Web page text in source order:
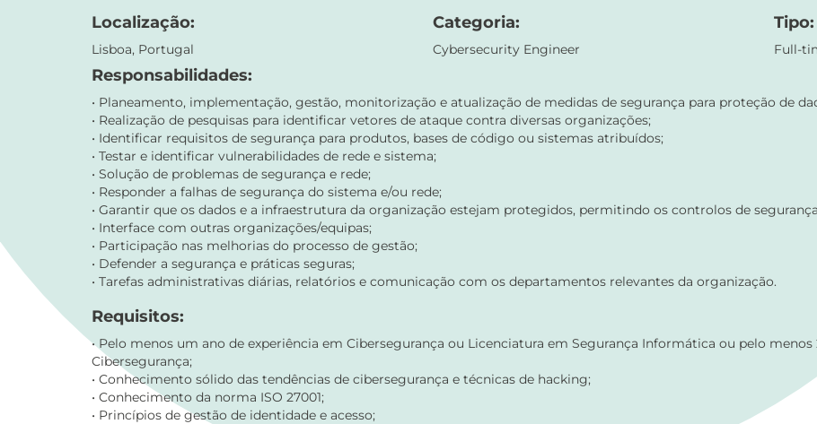
Localização:
Lisboa, Portugal
Categoria:
Cybersecurity Engineer
Tipo:
Full-
Responsabilidades:
• Planeamento, implementação, gestão, monitorização e atualização de medidas de segurança para proteção de
• Realização de pesquisas para identificar vetores de ataque contra diversas organizações;
• Identificar requisitos de segurança para produtos, bases de código ou sistemas atribuídos;
• Testar e identificar vulnerabilidades de rede e sistema;
• Solução de problemas de segurança e rede;
• Responder a falhas de segurança do sistema e/ou rede;
• Garantir que os dados e a infraestrutura da organização estejam protegidos, permitindo os controlos de
• Interface com outras organizações/equipas;
• Participação nas melhorias do processo de gestão;
• Defender a segurança e práticas seguras;
• Tarefas administrativas diárias, relatórios e comunicação com os departamentos relevantes da organização.
Requisitos:
• Pelo menos um ano de experiência em Cibersegurança ou Licenciatura em Segurança Informática ou pelo
Cibersegurança;
• Conhecimento sólido das tendências de cibersegurança e técnicas de hacking;
• Conhecimento da norma ISO 27001;
• Princípios de gestão de identidade e acesso;